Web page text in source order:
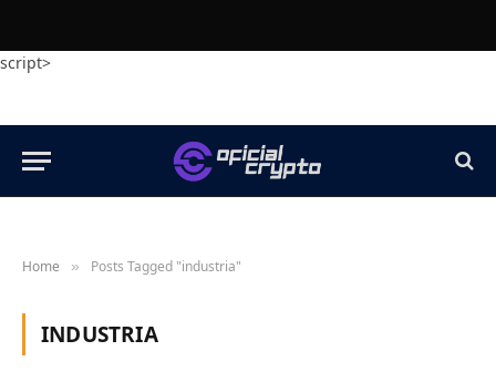
script>
Home » Posts Tagged "industria"
INDUSTRIA